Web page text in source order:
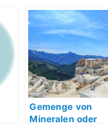
Gemenge von
Mineralen oder